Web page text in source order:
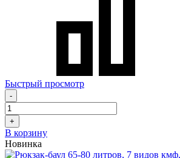
Быстрый просмотр
-
+
В корзину
Новинка